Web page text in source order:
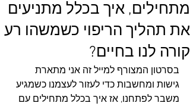
מתחילים, איך בכלל מתניעים
את תהליך הריפוי כשמשהו רע
קורה לנו בחיים?
בסרטון המצורף למייל זה אני מתארת
גישות ומחשבות כדי לעזור לעצמנו כשמגיע
משבר לפתחנו, אז איך בכלל מתחילים עם